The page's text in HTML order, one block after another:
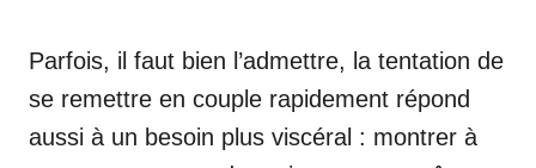
Parfois, il faut bien l’admettre, la tentation de
se remettre en couple rapidement répond
aussi à un besoin plus viscéral : montrer à